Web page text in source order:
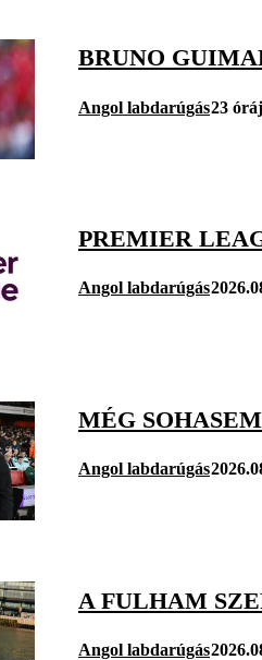
BRUNO
Angol labdarúgás23
PREMIER
Angol labdarúgás
MÉG
Angol labdarúgás
A FULHAM
Angol labdarúgás